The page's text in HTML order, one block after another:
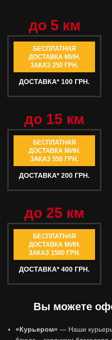
до 5 км
БЕСПЛАТНАЯ
ДОСТАВКА МИН.
ЗАКАЗ 250 ГРН.
ДОСТАВКА* 100 ГРН.
до 15 км
БЕСПЛАТНАЯ
ДОСТАВКА МИН.
ЗАКАЗ 550 ГРН.
ДОСТАВКА* 200 ГРН.
до 25 км
БЕСПЛАТНАЯ
ДОСТАВКА МИН.
ЗАКАЗ 1500 ГРН.
ДОСТАВКА* 400 ГРН.
Вы можете
«Курьером» — Наши